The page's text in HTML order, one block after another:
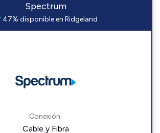
Spectrum
47% disponible en Ridgeland
Conexión:
Cable y Fibra